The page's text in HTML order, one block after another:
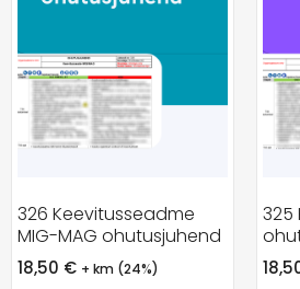
326 Keevitusseadme
MIG-MAG ohutusjuhend
18,50 € + km (24%)
325